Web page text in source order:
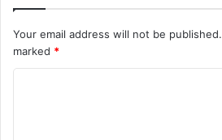
Your email address will not be published.
marked *